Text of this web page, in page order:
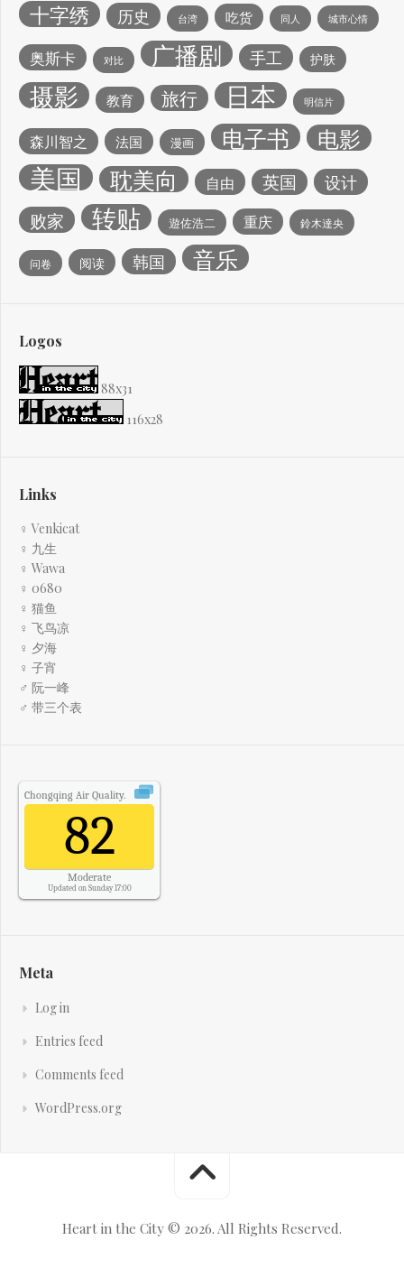
十字绣 历史 台湾 吃货 同人 城市心情
奥斯卡 对比 广播剧 手工 护肤
摄影 教育 旅行 日本 明信片
森川智之 法国 漫画 电子书 电影
美国 耽美向 自由 英国 设计
败家 转贴 遊佐浩二 重庆 鈴木達央
问卷 阅读 韩国 音乐
Logos
88x31
116x28
Links
♀ Venkicat
♀ 九生
♀ Wawa
♀ 0680
♀ 猫鱼
♀ 飞鸟凉
♀ 夕海
♀ 子宵
♂ 阮一峰
♂ 带三个表
Chongqing Air Quality.
82
Moderate
Updated on Sunday 17:00
Meta
Log in
Entries feed
Comments feed
WordPress.org
Heart in the City © 2026. All Rights Reserved.